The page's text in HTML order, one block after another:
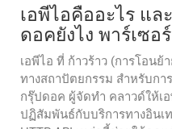
เอพีไอคืออะไร แล
ดอคยังไง พาร์เซอ
เอพีไอ ที่ ก้าวร้าว (การโอน
ทางสถาปัตยกรรม สําหรับก
กรุ๊ปดอค ผู้จัดทํา คลาวด์ให้เ
ปฏิสัมพันธ์กับบริการทางอินเ